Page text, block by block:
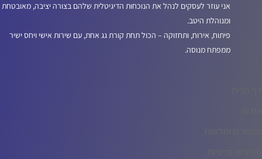
אני עוזר לעסקים לנהל את הנוכחות הדיגיטלית שלהם בצורה יציבה, מאובטחת
ומנוהלת היטב.
פיתוח, אירוח, ותחזוקה – הכול תחת קורת גג אחת, עם שירות אישי ויחס ישיר
ממפתח מנוסה.